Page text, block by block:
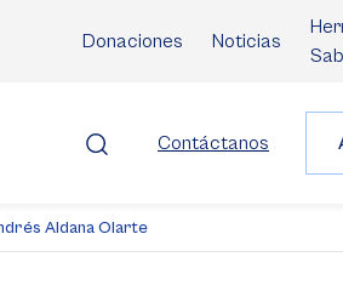
Donaciones Noticias
Contáctanos
Aldana Olarte